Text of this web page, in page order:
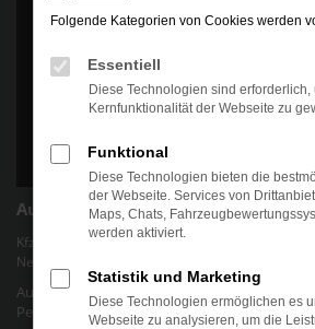
Autohaus Chris Friedel
Kfz-Werkstatt für gängige Marken und Modelle |
Neuwagen und jungen Gebrauchtwagen.
Autohaus Chris Friedel - Ihr Autohaus für alle
Pegau Raum Halle-Leipzig an der
Folgende Kategorien von Cookies werden
Essentiell
Diese Technologien sind erforderlich,
Kernfunktionalität der Webseite zu
Funktional
Diese Technologien bieten die
der Webseite. Services von
Maps, Chats,
werden aktiviert.
Statistik und Marketing
Diese Technologien ermöglichen es
Webseite zu analysieren, um die